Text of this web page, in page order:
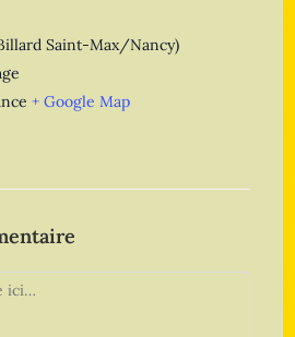
Saint-Max/Nancy)
+ Google Map